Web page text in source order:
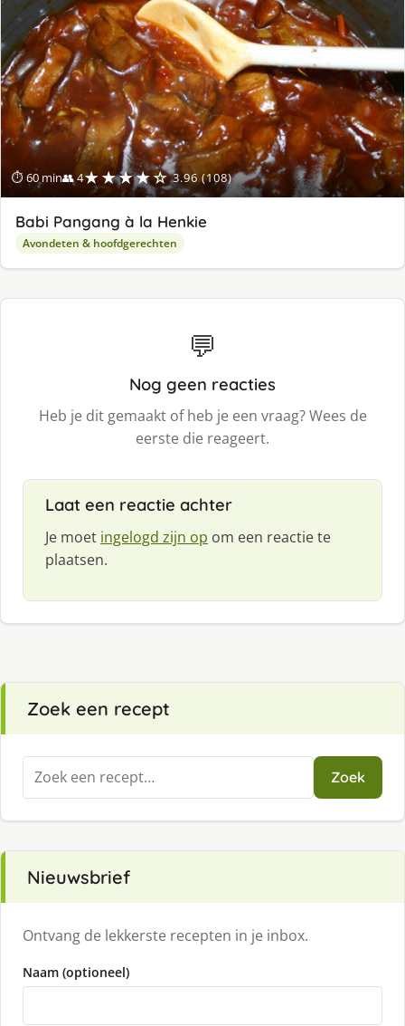
⏱ 60 min👥 4★★★★☆ 3.96 (108)
Babi Pangang à la Henkie
Avondeten & hoofdgerechten
💬
Nog geen reacties
Heb je dit gemaakt of heb je een vraag? Wees de
eerste die reageert.
Laat een reactie achter
Je moet ingelogd zijn op om een reactie te
plaatsen.
Zoek een recept
Zoeken
naar:
Zoek
Nieuwsbrief
Ontvang de lekkerste recepten in je inbox.
Naam (optioneel)